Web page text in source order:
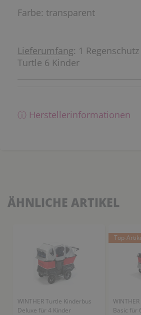
Farbe: transparent
Lieferumfang: 1
Turtle 6 Kinder
ⓘ Herstellerinformationen
ÄHNLICHE ARTIKEL
WINTHER Turtle Kinderbus
Deluxe für 4 Kinder
Top-
Basic für